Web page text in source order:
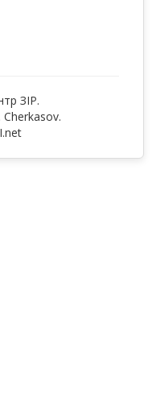
ЗIР.